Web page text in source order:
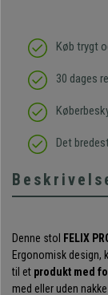
Køb trygt
30 dages
Det
Denne stol FELIX
Ergonomisk design,
til et produkt med
med eller uden